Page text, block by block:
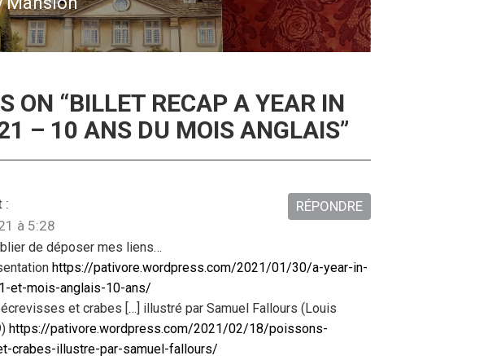
ON “BILLET RECAP A YEAR IN
– 10 ANS DU MOIS ANGLAIS”
:
à 5:28
de déposer mes liens…
https://pativore.wordpress.com/2021/01/30/a-year-in-
et-mois-anglais-10-ans/
et crabes […] illustré par Samuel Fallours (Louis
https://pativore.wordpress.com/2021/02/18/poissons-
crabes-illustre-par-samuel-fallours/
RÉPONDRE